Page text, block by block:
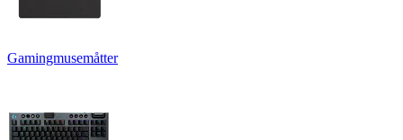
Gamingmusemåtter